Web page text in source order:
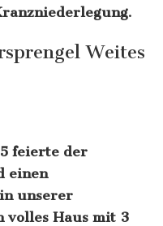
Weites
feierte der
einen
unserer
volles Haus mit 3